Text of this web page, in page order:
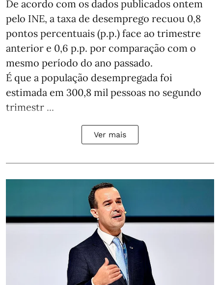
De acordo com os dados publicados ontem
pelo INE, a taxa de desemprego recuou 0,8
pontos percentuais (p.p.) face ao trimestre
anterior e 0,6 p.p. por comparação com o
mesmo período do ano passado.
É que a população desempregada foi
estimada em 300,8 mil pessoas no segundo
trimestr ...
Ver mais